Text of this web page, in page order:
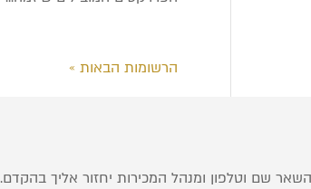
הרשומות הבאות »
שם וטלפון ומנהל המכירות יחזור אליך בהקדם.